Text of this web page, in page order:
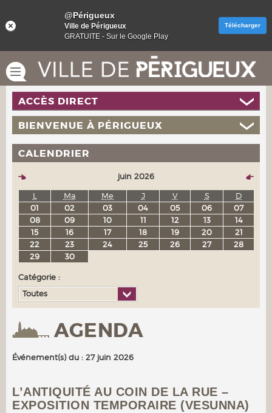
AGENDA
Événement(s) du : 27 juin 2026
L’ANTIQUITÉ AU COIN DE LA RUE –
EXPOSITION TEMPORAIRE (VESUNNA)
ACCÈS DIRECT
BIENVENUE À PÉRIGUEUX
CALENDRIER
juin 2026
L
Ma Me J V S
D
01
02 03 04 05 06
07
08
09 10 11 12 13
14
15
16 17 18 19 20
21
22
23 24 25 26 27
28
29
30
Catégorie :
Toutes
@Périgueux
Ville de Périgueux
GRATUITE - Sur le Google Play
Télécharger